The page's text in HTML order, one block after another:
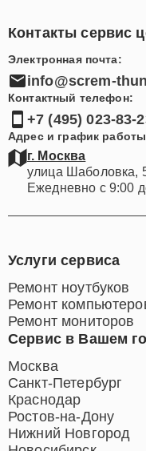
Контакты сервис
Электронная почта:
info@screm-
Контактный телефон:
+7 (495) 023-83-
Адрес и график
г. Москва
улица Шаболовка,
Ежедневно с 9:00
Сервис в Вашем
Москва
Санкт-Петербург
Краснодар
Ростов-на-Дону
Нижний Новгород
Услуги сервиса
Ремонт ноутбуков
Ремонт
Ремонт мониторов